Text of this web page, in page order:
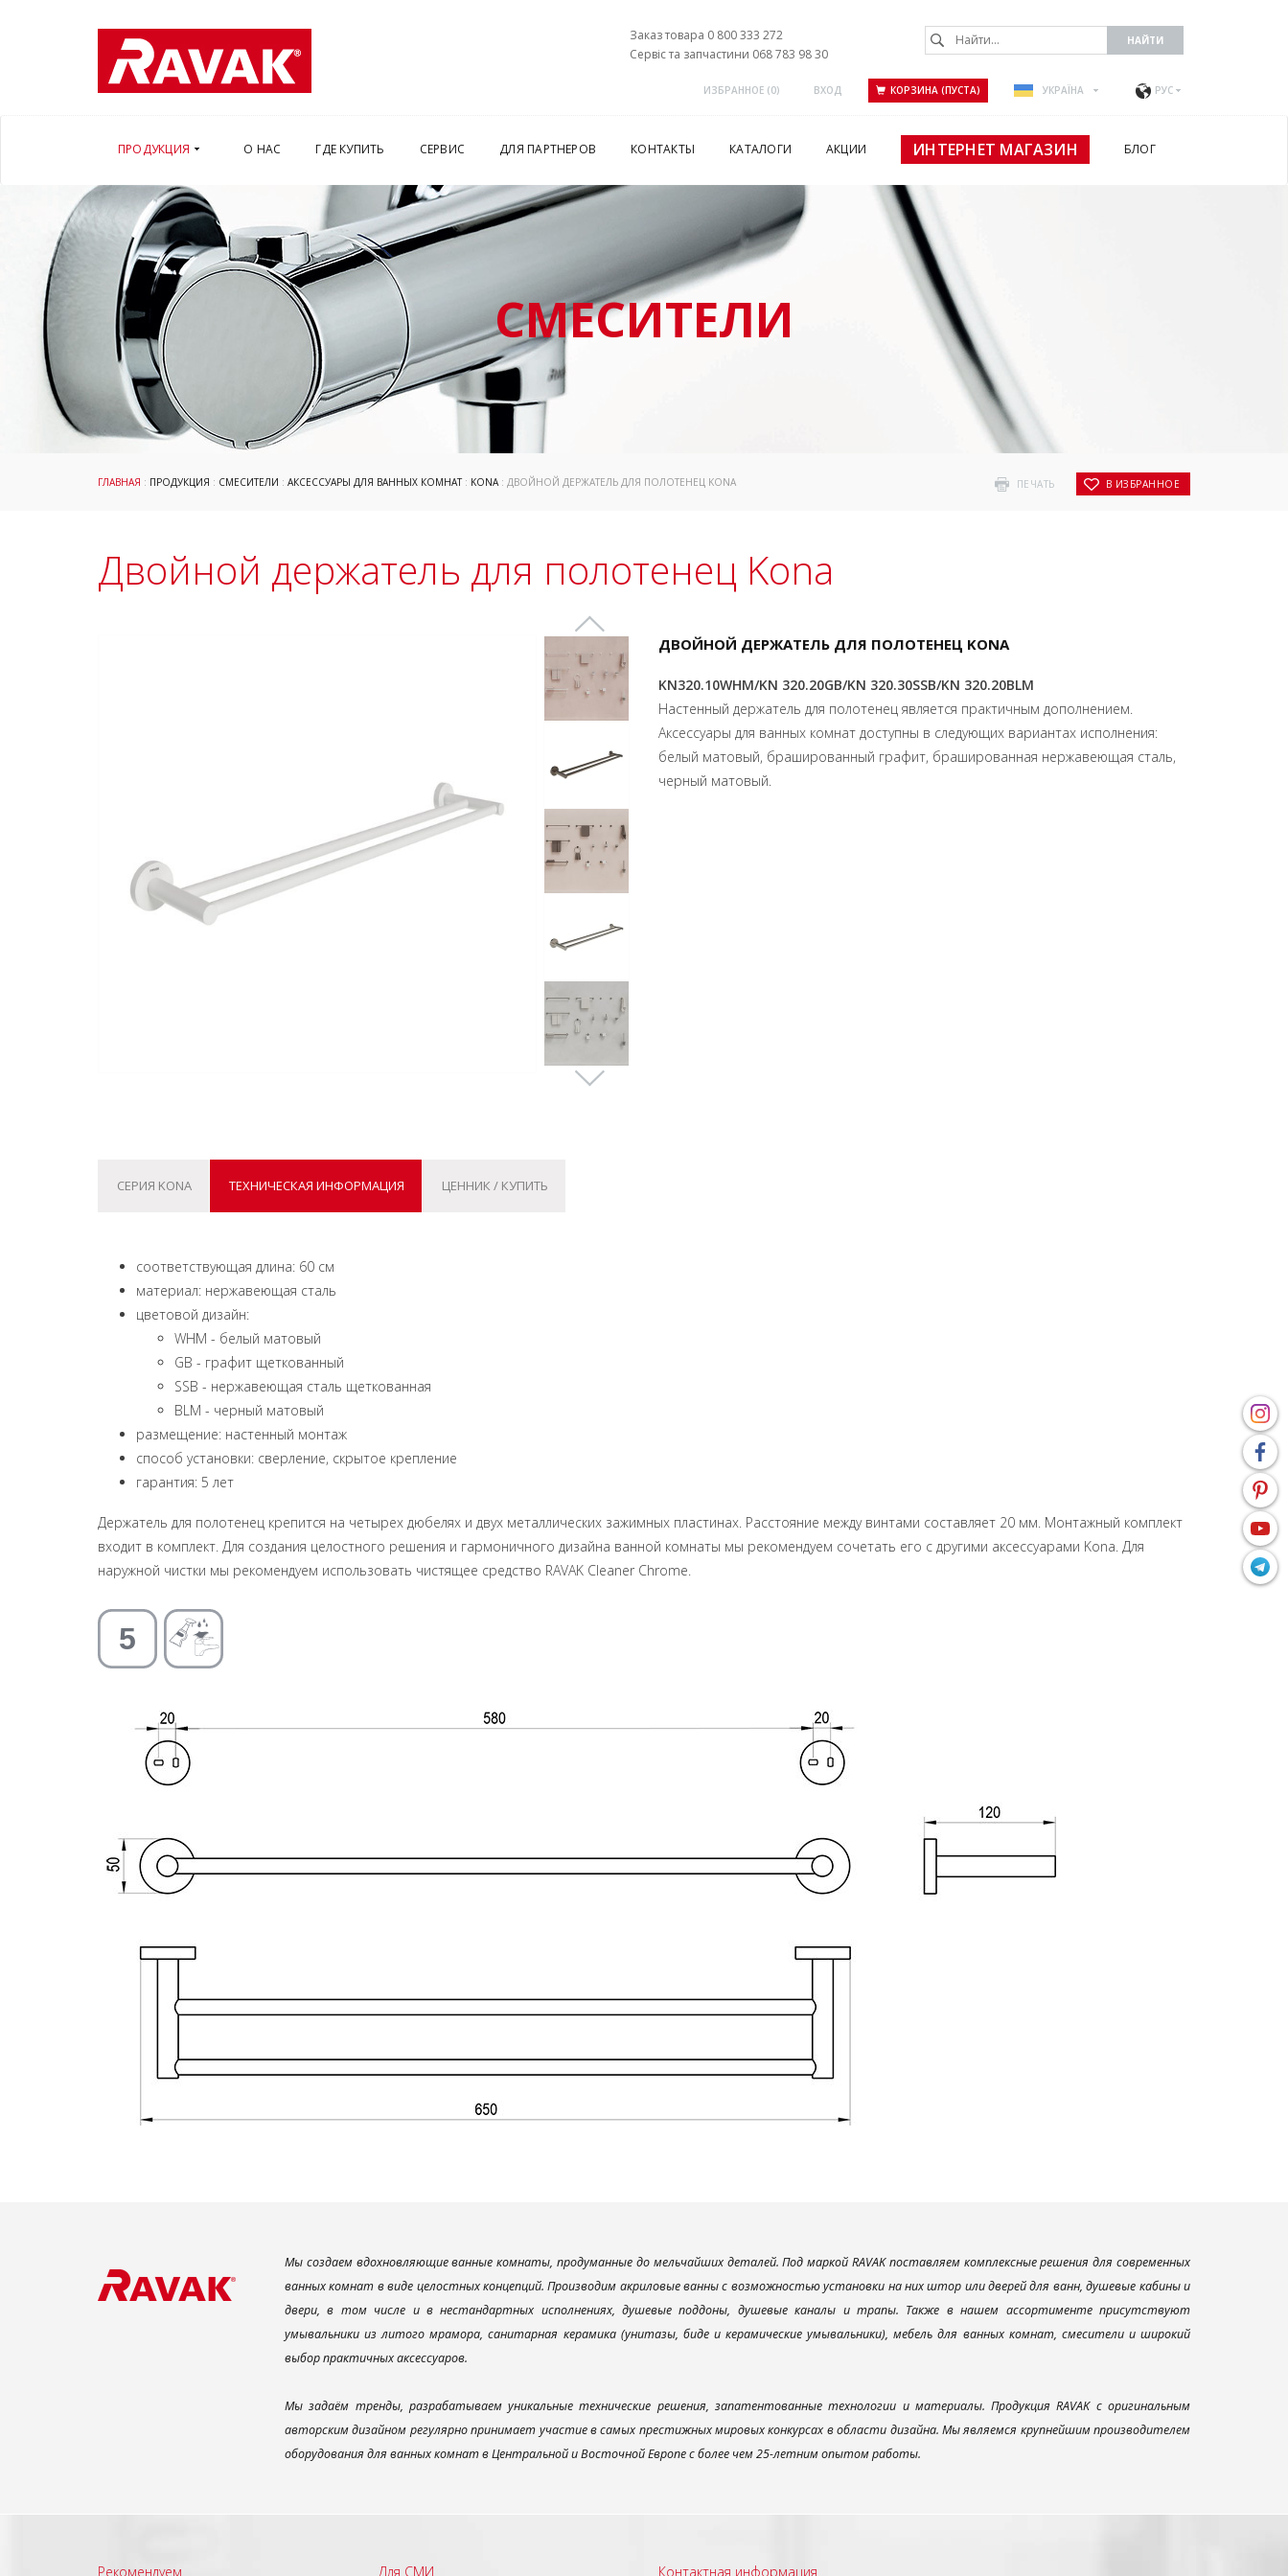
Заказ товара 0 800 333 272
Сервіс та запчастини 068 783 98 30
ИЗБРАННОЕ (0) ВХОД КОРЗИНА (ПУСТА) УКРАЇНА РУС
ПРОДУКЦИЯ О НАС ГДЕ КУПИТЬ СЕРВИС ДЛЯ ПАРТНЕРОВ КОНТАКТЫ КАТАЛОГИ АКЦИИ ИНТЕРНЕТ МАГАЗИН БЛОГ
СМЕСИТЕЛИ
ПЕЧАТЬ В ИЗБРАННОЕ
ГЛАВНАЯ : ПРОДУКЦИЯ : СМЕСИТЕЛИ : АКСЕССУАРЫ ДЛЯ ВАННЫХ КОМНАТ: KONA: ДВОЙНОЙ ДЕРЖАТЕЛЬ ДЛЯ ПОЛОТЕНЕЦ KONA
Двойной держатель для полотенец Kona
ДВОЙНОЙ ДЕРЖАТЕЛЬ ДЛЯ ПОЛОТЕНЕЦ KONA
KN320.10WHM/KN 320.20GB/KN 320.30SSB/KN 320.20BLM
Настенный держатель для полотенец является практичным дополнением.
Аксессуары для ванных комнат доступны в следующих вариантах исполнения:
белый матовый, брашированный графит, брашированная нержавеющая сталь,
черный матовый.
СЕРИЯ KONA ТЕХНИЧЕСКАЯ ИНФОРМАЦИЯ ЦЕННИК / КУПИТЬ
соответствующая длина: 60 см
материал: нержавеющая сталь
цветовой дизайн:
WHM - белый матовый
GB - графит щеткованный
SSB - нержавеющая сталь щеткованная
BLM - черный матовый
размещение: настенный монтаж
способ установки: сверление, скрытое крепление
гарантия: 5 лет
Держатель для полотенец крепится на четырех дюбелях и двух металлических зажимных пластинах. Расстояние между винтами составляет 20 мм. Монтажный комплект
входит в комплект. Для создания целостного решения и гармоничного дизайна ванной комнаты мы рекомендуем сочетать его с другими аксессуарами Kona. Для
наружной чистки мы рекомендуем использовать чистящее средство RAVAK Cleaner Chrome.
Мы создаем вдохновляющие ванные комнаты, продуманные до мельчайших деталей. Под маркой RAVAK поставляем комплексные решения для современных
ванных комнат в виде целостных концепций. Производим акриловые ванны с возможностью установки на них штор или дверей для ванн, душевые кабины и
двери, в том числе и в нестандартных исполнениях, душевые поддоны, душевые каналы и трапы. Также в нашем ассортименте присутствуют
умывальники из литого мрамора, санитарная керамика (унитазы, биде и керамические умывальники), мебель для ванных комнат, смесители и широкий
выбор практичных аксессуаров.
Мы задаём тренды, разрабатываем уникальные технические решения, запатентованные технологии и материалы. Продукция RAVAK с оригинальным
авторским дизайном регулярно принимает участие в самых престижных мировых конкурсах в области дизайна. Мы являемся крупнейшим производителем
оборудования для ванных комнат в Центральной и Восточной Европе с более чем 25-летним опытом работы.
Рекомендуем Для СМИ Контактная информация